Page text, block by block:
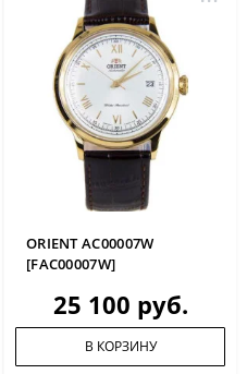
ORIENT AC00007W
[FAC00007W]
25 100 руб.
В КОРЗИНУ